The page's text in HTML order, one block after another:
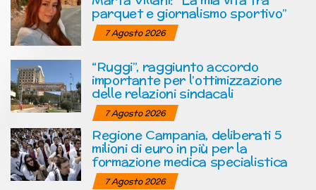
parquet e giornalismo sportivo”
7 Agosto 2026
“Ruggi”, raggiunto accordo
importante per l’ottimizzazione
delle relazioni sindacali
7 Agosto 2026
Regione Campania, deliberati 5
milioni di euro in più per la
formazione medica specialistica
7 Agosto 2026